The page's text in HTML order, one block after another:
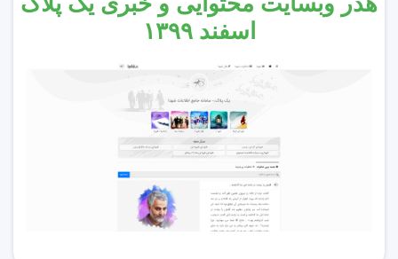
اسفند ۱۳۹۹